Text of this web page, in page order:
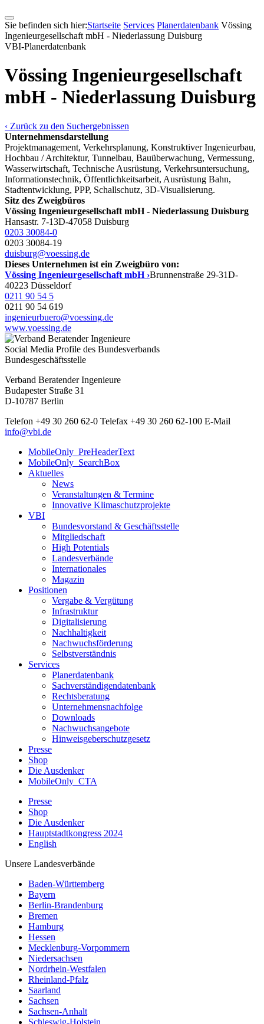
Sie befinden sich hier:Startseite Services Pla­ner­daten­bank Vössing
Ingenieurgesellschaft mbH - Niederlassung Duisburg
VBI-Pla­ner­daten­bank
Vössing Ingenieurgesellschaft
mbH - Niederlassung Duisburg
‹ Zurück zu den Suchergebnissen
Unternehmensdarstellung
Projektmanagement, Verkehrsplanung, Konstruktiver Ingenieurbau,
Hochbau / Architektur, Tunnelbau, Bauüberwachung, Vermessung,
Wasserwirtschaft, Technische Ausrüstung, Verkehrsuntersuchung,
Informationstechnik, Öffentlichkeitsarbeit, Ausrüstung Bahn,
Stadtentwicklung, PPP, Schallschutz, 3D-Visualisierung.
Sitz des Zweigbüros
Vössing Ingenieurgesellschaft mbH - Niederlassung Duisburg
Hansastr. 7-13D-47058 Duisburg
0203 30084-0
0203 30084-19
duisburg@voessing.de
Dieses Unternehmen ist ein Zweigbüro von:
Vössing Ingenieurgesellschaft mbH ›Brunnenstraße 29-31D-
40223 Düsseldorf
0211 90 54 5
0211 90 54 619
ingenieurbuero@voessing.de
www.voessing.de
Social Media Profile des Bundesverbands
Bundesgeschäftsstelle
Verband Beratender Ingenieure
Budapester Straße 31
D-10787 Berlin
Telefon +49 30 260 62-0 Telefax +49 30 260 62-100 E-Mail
info@vbi.de
MobileOnly_PreHeaderText
MobileOnly_SearchBox
Aktuelles
News
Veranstaltungen & Termine
Innovative Klimaschutzprojekte
VBI
Bundesvorstand & Geschäftsstelle
Mitgliedschaft
High Potentials
Landesverbände
Internationales
Magazin
Positionen
Vergabe & Vergütung
Infrastruktur
Digitalisierung
Nachhaltigkeit
Nachwuchsförderung
Selbstverständnis
Services
Planerdatenbank
Sachverständigendatenbank
Rechtsberatung
Unternehmensnachfolge
Downloads
Nachwuchsangebote
Hinweisgeberschutzgesetz
Presse
Shop
Die Ausdenker
MobileOnly_CTA
Presse
Shop
Die Ausdenker
Hauptstadtkongress 2024
English
Unsere Landesverbände
Baden-Württemberg
Bayern
Berlin-Brandenburg
Bremen
Hamburg
Hessen
Mecklenburg-Vorpommern
Niedersachsen
Nordrhein-Westfalen
Rheinland-Pfalz
Saarland
Sachsen
Sachsen-Anhalt
Schleswig-Holstein